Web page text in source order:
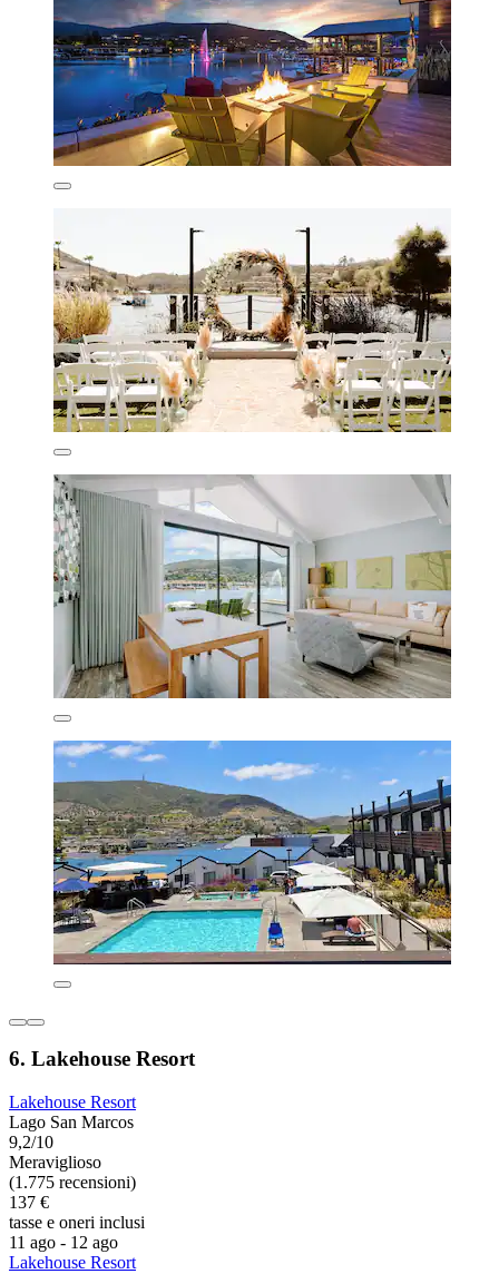
6. Lakehouse Resort
Lakehouse Resort
Lago San Marcos
9,2/10
Meraviglioso
(1.775 recensioni)
137 €
tasse e oneri inclusi
11 ago - 12 ago
Lakehouse Resort